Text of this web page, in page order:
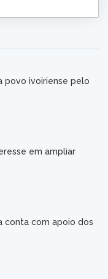
povo ivoiriense pelo
em ampliar
conta com apoio dos